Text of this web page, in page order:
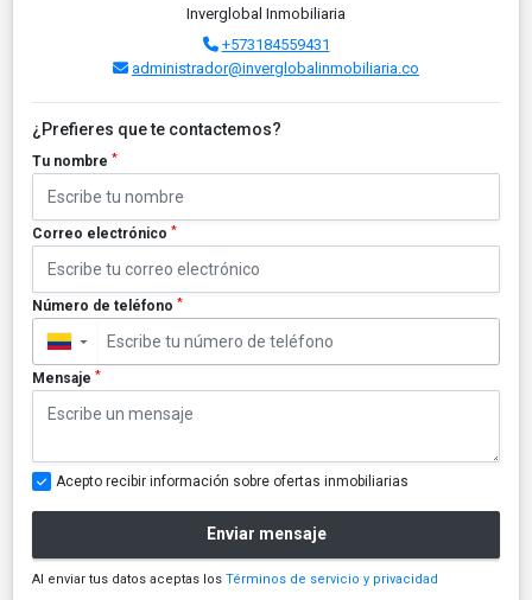
Inverglobal Inmobiliaria
+573184559431
administrador@inverglobalinmobiliaria.co
¿Prefieres que te contactemos?
Tu nombre *
Correo electrónico *
Número de teléfono *
▼
Mensaje *
Acepto recibir información sobre ofertas inmobiliarias
Enviar mensaje
Al enviar tus datos aceptas los Términos de servicio y privacidad